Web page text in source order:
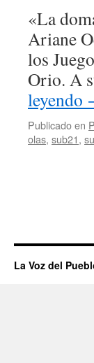
«La
Ariane
los
Orio. A
leyendo
Publicado en
olas, sub21,
La Voz del